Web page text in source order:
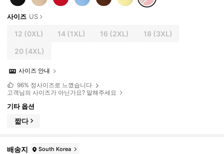
사이즈 US
12 (0XL) 14 (1XL) 16 (2XL) 18 (3XL)
20(4XL)
사이즈 안내
96% 정사이즈로 느꼈습니다
고객님의 사이즈가 아닌가요? 말해주세요
기타 옵션
짧다
배송지 South Korea